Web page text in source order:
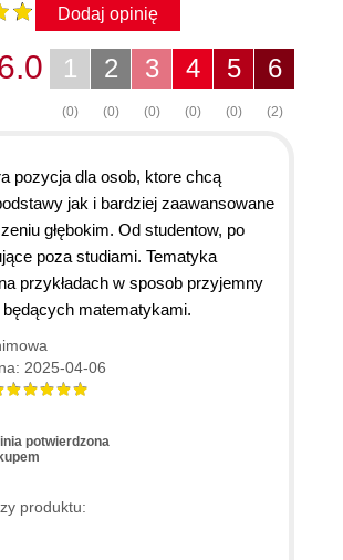
Dodaj opinię
6
(2)
5
(0)
4
(0)
3
(0)
2
(0)
1
(0)
pozycja dla osob, ktore chcą
jak i bardziej zaawansowane
głębokim. Od studentow, po
poza studiami. Tematyka
przykładach w sposob przyjemny
będących matematykami.
2025-04-06
potwierdzona
produktu: